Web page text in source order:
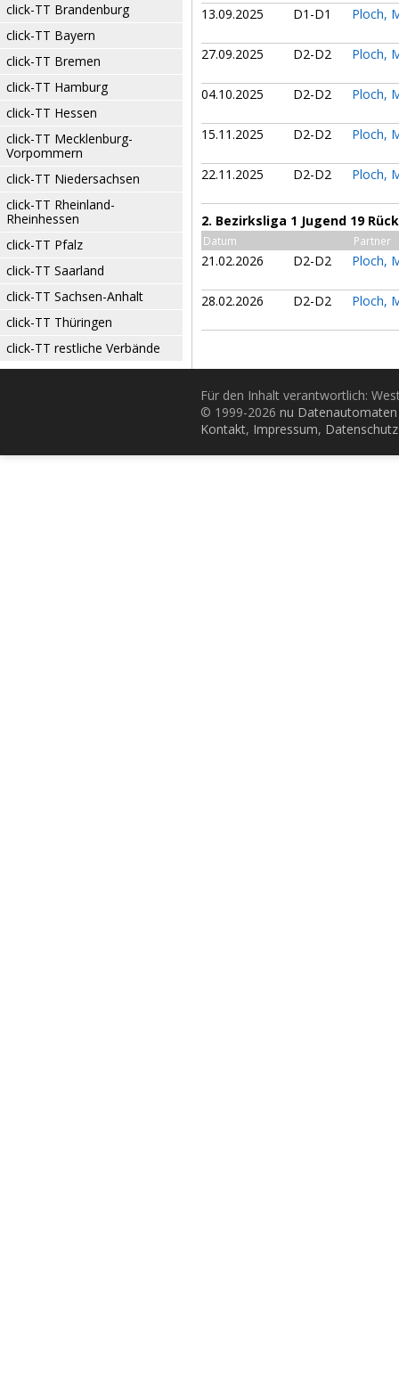
click-TT Brandenburg
click-TT Bayern
click-TT Bremen
click-TT Hamburg
click-TT Hessen
click-TT Mecklenburg-
Vorpommern
click-TT Niedersachsen
click-TT Rheinland-
Rheinhessen
click-TT Pfalz
click-TT Saarland
click-TT Sachsen-Anhalt
click-TT Thüringen
click-TT restliche Verbände
13.09.2025 D1-D1 Ploch,
27.09.2025 D2-D2 Ploch,
04.10.2025 D2-D2 Ploch,
15.11.2025 D2-D2 Ploch,
22.11.2025 D2-D2 Ploch,
2. Bezirksliga 1 Jugend 19
Datum Partner
21.02.2026 D2-D2 Ploch,
28.02.2026 D2-D2 Ploch,
Für den Inhalt verantwortlich:
© 1999-2026 nu
Kontakt, Impressum, Datenschutz